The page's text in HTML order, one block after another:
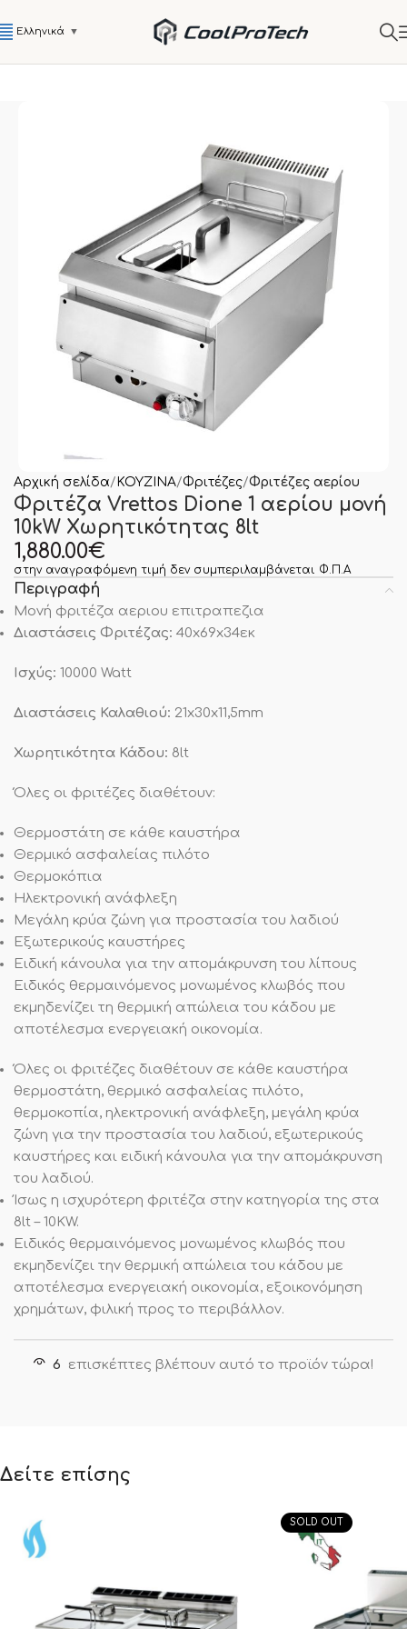
Ελληνικά ▼
Αρχική σελίδα ΚΟΥΖΙΝΑ Φριτέζες Φριτέζες αερίου
Φριτέζα Vrettos Dione 1 αερίου μονή
10kW Χωρητικότητας 8lt
1,880.00€
στην αναγραφόμενη τιμή δεν συμπεριλαμβάνεται Φ.Π.Α
Περιγραφή
Μονή φριτέζα αεριου επιτραπεζια
Διαστάσεις Φριτέζας: 40x69x34εκ
Ισχύς: 10000 Watt
Διαστάσεις Καλαθιού: 21x30x11,5mm
Χωρητικότητα Κάδου: 8lt
Όλες οι φριτέζες διαθέτουν:
Θερμοστάτη σε κάθε καυστήρα
Θερμικό ασφαλείας πιλότο
Θερμοκόπια
Ηλεκτρονική ανάφλεξη
Μεγάλη κρύα ζώνη για προστασία του λαδιού
Εξωτερικούς καυστήρες
Ειδική κάνουλα για την απομάκρυνση του λίπους
Ειδικός θερμαινόμενος μονωμένος κλωβός που
εκμηδενίζει τη θερμική απώλεια του κάδου με
αποτέλεσμα ενεργειακή οικονομία.
Όλες οι φριτέζες διαθέτουν σε κάθε καυστήρα
θερμοστάτη, θερμικό ασφαλείας πιλότο,
θερμοκοπία, ηλεκτρονική ανάφλεξη, μεγάλη κρύα
ζώνη για την προστασία του λαδιού, εξωτερικούς
καυστήρες και ειδική κάνουλα για την απομάκρυνση
του λαδιού.
Ίσως η ισχυρότερη φριτέζα στην κατηγορία της στα
8lt – 10KW.
Ειδικός θερμαινόμενος μονωμένος κλωβός που
εκμηδενίζει την θερμική απώλεια του κάδου με
αποτέλεσμα ενεργειακή οικονομία, εξοικονόμηση
χρημάτων, φιλική προς το περιβάλλον.
6 επισκέπτες βλέπουν αυτό το προϊόν τώρα!
Δείτε επίσης
SOLD OUT